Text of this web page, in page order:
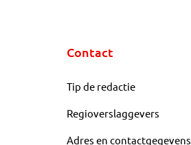
Contact
Tip de redactie
Regioverslaggevers
Adres en contactgegevens